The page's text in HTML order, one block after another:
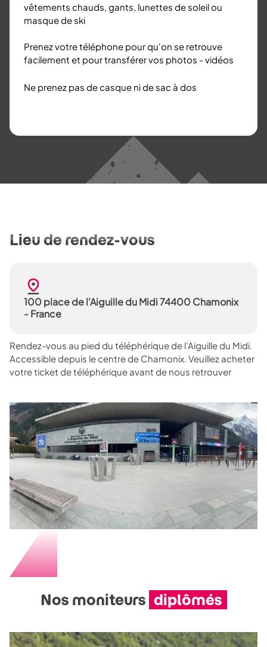
vêtements chauds, gants, lunettes de soleil ou
masque de ski
Prenez votre téléphone pour qu'on se retrouve
facilement et pour transférer vos photos - vidéos
Ne prenez pas de casque ni de sac à dos
Lieu de rendez-vous
100 place de l'Aiguille du Midi 74400 Chamonix
- France
Rendez-vous au pied du téléphérique de l'Aiguille du Midi.
Accessible depuis le centre de Chamonix. Veuillez acheter
votre ticket de téléphérique avant de nous retrouver
Nos moniteurs diplômés